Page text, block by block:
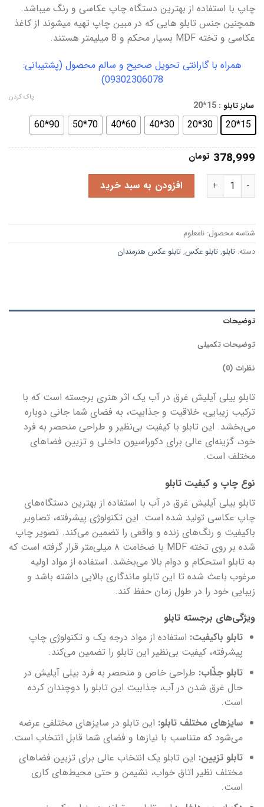
چاپ با استفاده از بهترین دستگاه چاپ عکاسی و رنگ میباشد.
همچنین جنس تابلو هایی که در مبین چاپ تهیه میشوند از کاغذ
عکاسی و تخته MDF بسیار محکم و 8 میلیمتر هستند.
همراه با گارانتی تحویل صحیح و سالم محصول (پشتیبانی:
09302306078)
سایز تابلو : 15*20
15*20
30*20
30*40
60*40
70*50
90*60
پاک کردن
378,999 تومان
تابلو بیلی آیلیش غرق در آب عددافزودن به سبد خرید
شناسه محصول: نامعلوم
دسته: تابلو, تابلو عکس, تابلو عکس هنرمندان
توضیحات
توضیحات تکمیلی
نظرات (0)
تابلو بیلی آیلیش غرق در آب یک اثر هنری برجسته است که با
ترکیب زیبایی، خلاقیت و جذابیت، به فضای شما جانی دوباره
می‌بخشد. این تابلو با کیفیت بی‌نظیر و طراحی منحصر به فرد
خود، گزینه‌ای عالی برای دکوراسیون داخلی و تزیین فضاهای
مختلف است.
نوع چاپ و کیفیت تابلو
تابلو بیلی آیلیش غرق در آب با استفاده از بهترین دستگاه‌های
چاپ عکاسی تولید شده است. این تکنولوژی پیشرفته، تصاویر
باکیفیت و رنگ‌های زنده و واقعی را تضمین می‌کند. تصویر چاپ
شده بر روی تخته MDF با ضخامت ۸ میلی‌متر قرار گرفته است که
به تابلو استحکام و دوام بالا می‌بخشد. استفاده از مواد اولیه
مرغوب باعث شده تا این تابلو ماندگاری بالایی داشته باشد و
زیبایی خود را در طول زمان حفظ کند.
ویژگی‌های برجسته تابلو
تابلو باکیفیت: استفاده از مواد درجه یک و تکنولوژی چاپ
پیشرفته، کیفیت بی‌نظیر این تابلو را تضمین می‌کند.
تابلو جذّاب: طراحی خاص و منحصر به فرد بیلی آیلیش در
حال غرق شدن در آب، جذابیت این تابلو را دوچندان کرده
است.
سایزهای مختلف تابلو: این تابلو در سایزهای مختلفی عرضه
می‌شود که متناسب با نیازها و فضای شما قابل انتخاب است.
تابلو تزیین: این تابلو یک انتخاب عالی برای تزیین فضاهای
مختلف نظیر اتاق خواب، نشیمن و حتی محیط‌های کاری
است.